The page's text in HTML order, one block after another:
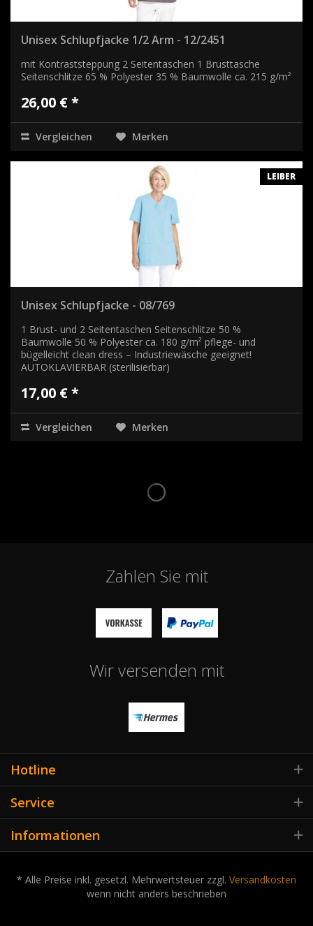
Unisex Schlupfjacke 1/2 Arm - 12/2451
mit Kontraststeppung 2 Seitentaschen 1 Brusttasche
Seitenschlitze 65 % Polyester 35 % Baumwolle ca. 215 g/m²
26,00 € *
Vergleichen Merken
LEIBER
Unisex Schlupfjacke - 08/769
1 Brust- und 2 Seitentaschen Seitenschlitze 50 %
Baumwolle 50 % Polyester ca. 180 g/m² pflege- und
bügelleicht clean dress – Industriewäsche geeignet!
AUTOKLAVIERBAR (sterilisierbar)
17,00 € *
Vergleichen Merken
Zahlen Sie mit
Wir versenden mit
Hotline
Service
Informationen
* Alle Preise inkl. gesetzl. Mehrwertsteuer zzgl. Versandkosten
wenn nicht anders beschrieben